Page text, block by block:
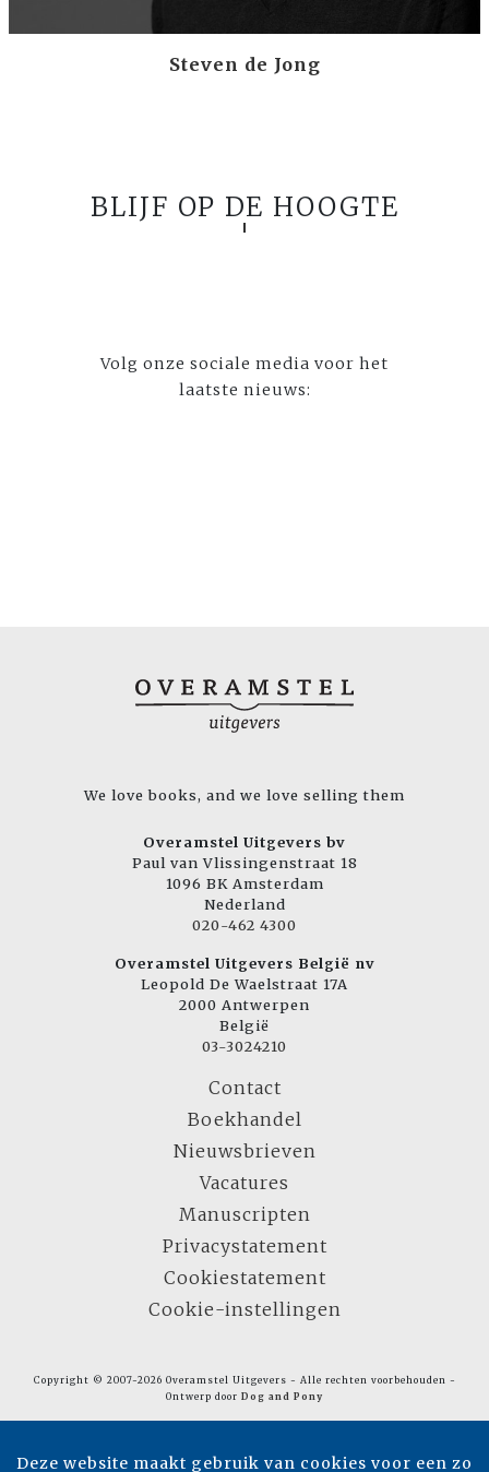
Steven de Jong
BLIJF OP DE HOOGTE
Volg onze sociale media voor het
laatste nieuws:
We love books, and we love selling them
Overamstel Uitgevers bv
Paul van Vlissingenstraat 18
1096 BK Amsterdam
Nederland
020-462 4300
Overamstel Uitgevers België nv
Leopold De Waelstraat 17A
2000 Antwerpen
België
03-3024210
Contact
Boekhandel
Nieuwsbrieven
Vacatures
Manuscripten
Privacystatement
Cookiestatement
Cookie-instellingen
Copyright © 2007-2026 Overamstel Uitgevers - Alle rechten voorbehouden -
Ontwerp door Dog and Pony
Deze website maakt gebruik van cookies voor een zo